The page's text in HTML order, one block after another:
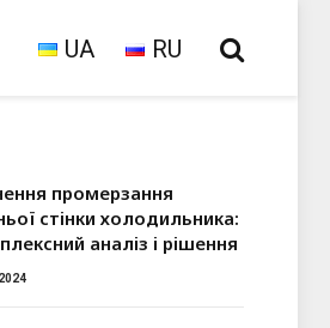
UA RU
промерзання
стінки холодильника:
аналіз і рішення